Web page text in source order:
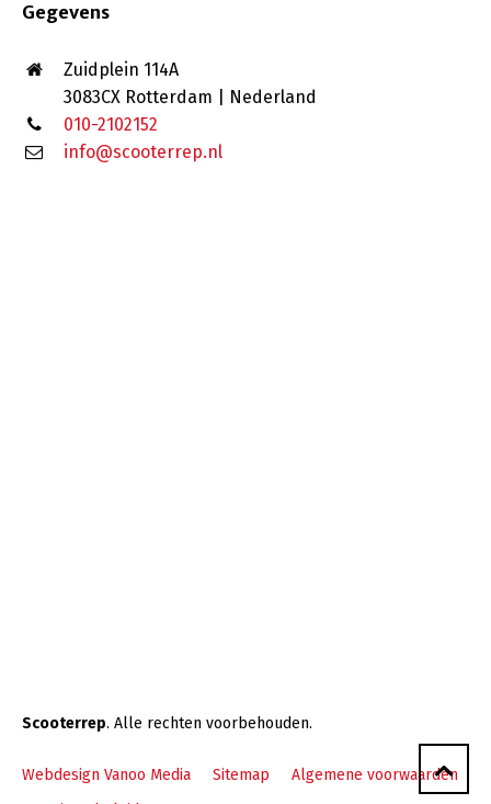
Gegevens
Zuidplein 114A
3083CX Rotterdam | Nederland
010-2102152
info@scooterrep.nl
Scooterrep. Alle rechten voorbehouden.
Webdesign Vanoo Media Sitemap
Algemene voorwaarden